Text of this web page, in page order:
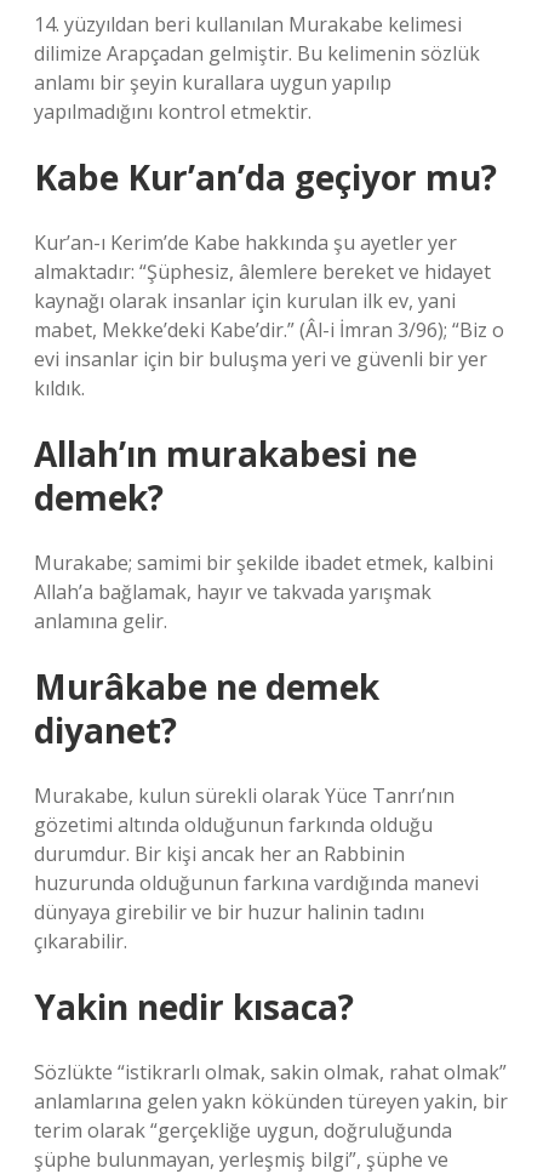
14. yüzyıldan beri kullanılan Murakabe kelimesi
dilimize Arapçadan gelmiştir. Bu kelimenin sözlük
anlamı bir şeyin kurallara uygun yapılıp
yapılmadığını kontrol etmektir.
Kabe Kur’an’da geçiyor mu?
Kur’an-ı Kerim’de Kabe hakkında şu ayetler yer
almaktadır: “Şüphesiz, âlemlere bereket ve hidayet
kaynağı olarak insanlar için kurulan ilk ev, yani
mabet, Mekke’deki Kabe’dir.” (Âl-i İmran 3/96); “Biz o
evi insanlar için bir buluşma yeri ve güvenli bir yer
kıldık.
Allah’ın murakabesi ne
demek?
Murakabe; samimi bir şekilde ibadet etmek, kalbini
Allah’a bağlamak, hayır ve takvada yarışmak
anlamına gelir.
Murâkabe ne demek
diyanet?
Murakabe, kulun sürekli olarak Yüce Tanrı’nın
gözetimi altında olduğunun farkında olduğu
durumdur. Bir kişi ancak her an Rabbinin
huzurunda olduğunun farkına vardığında manevi
dünyaya girebilir ve bir huzur halinin tadını
çıkarabilir.
Yakin nedir kısaca?
Sözlükte “istikrarlı olmak, sakin olmak, rahat olmak”
anlamlarına gelen yakn kökünden türeyen yakin, bir
terim olarak “gerçekliğe uygun, doğruluğunda
şüphe bulunmayan, yerleşmiş bilgi”, şüphe ve